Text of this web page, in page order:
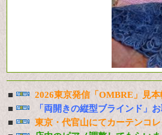
■ 2026東京発信「OMBRE」見
■ 「両開きの縦型ブラインド」
■
東京・代官山にてカーテンコ